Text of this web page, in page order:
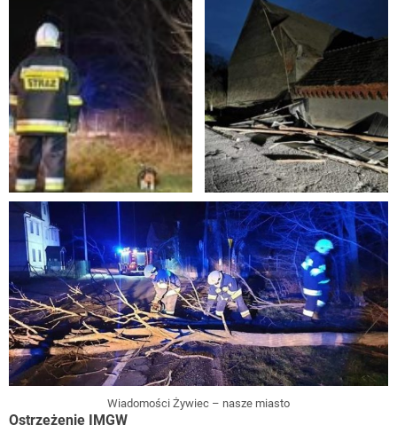
Wiadomości Żywiec – nasze miasto
Ostrzeżenie IMGW